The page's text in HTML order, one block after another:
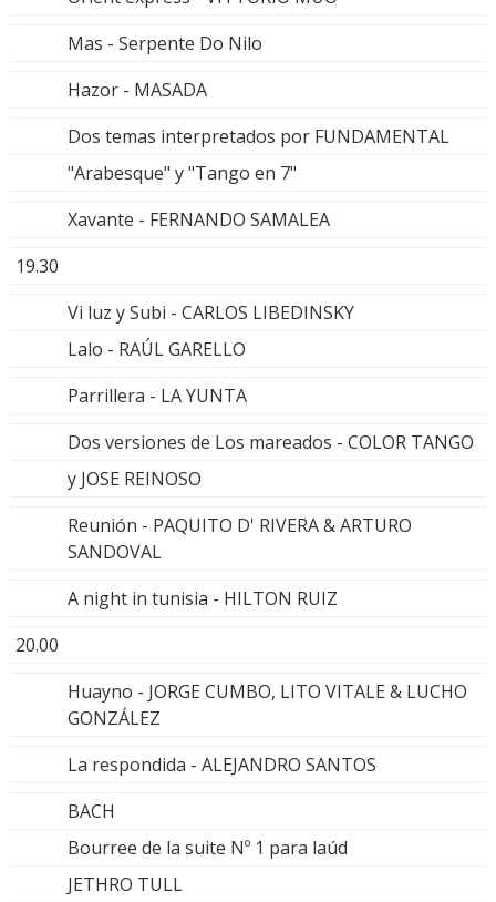
Mas - Serpente Do Nilo
Hazor - MASADA
Dos temas interpretados por FUNDAMENTAL
"Arabesque" y "Tango en 7"
Xavante - FERNANDO SAMALEA
19.30
Vi luz y Subi - CARLOS LIBEDINSKY
Lalo - RAÚL GARELLO
Parrillera - LA YUNTA
Dos versiones de Los mareados - COLOR TANGO
y JOSE REINOSO
Reunión - PAQUITO D' RIVERA & ARTURO
SANDOVAL
A night in tunisia - HILTON RUIZ
20.00
Huayno - JORGE CUMBO, LITO VITALE & LUCHO
GONZÁLEZ
La respondida - ALEJANDRO SANTOS
BACH
Bourree de la suite Nº 1 para laúd
JETHRO TULL